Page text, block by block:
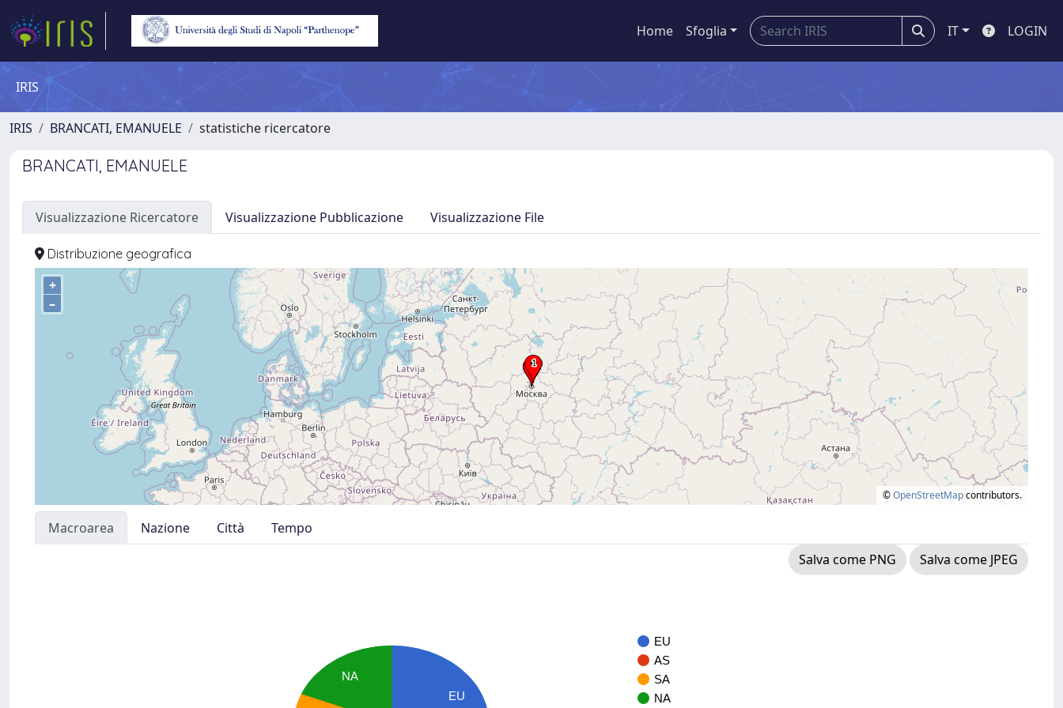
Home Sfoglia IT LOGIN
IRIS
IRIS BRANCATI, EMANUELE statistiche ricercatore
BRANCATI, EMANUELE
Visualizzazione Ricercatore Visualizzazione Pubblicazione Visualizzazione File
Distribuzione geografica
+
–
©OpenStreetMapcontributors.
Macroarea Nazione Città
Tempo
Salva come PNG
Salva come JPEG
EU
AS
SA
NA
EU
NA